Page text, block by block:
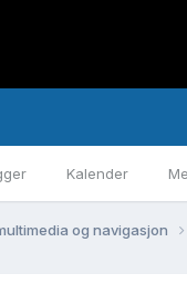
Kalender
og navigasjon